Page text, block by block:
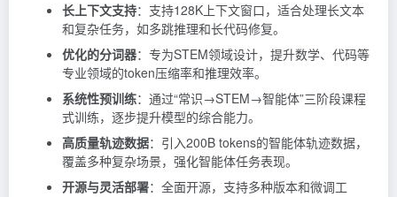
长上下文支持：支持128K上下文窗口，适合处理长文本
和复杂任务，如多跳推理和长代码修复。
优化的分词器：专为STEM领域设计，提升数学、代码等
专业领域的token压缩率和推理效率。
系统性预训练：通过“常识→STEM→智能体”三阶段课程
式训练，逐步提升模型的综合能力。
高质量轨迹数据：引入200B tokens的智能体轨迹数据，
覆盖多种复杂场景，强化智能体任务表现。
开源与灵活部署：全面开源，支持多种版本和微调工